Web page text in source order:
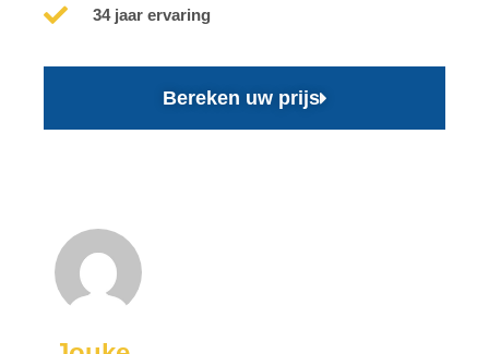
34 jaar ervaring
Bereken uw prijs